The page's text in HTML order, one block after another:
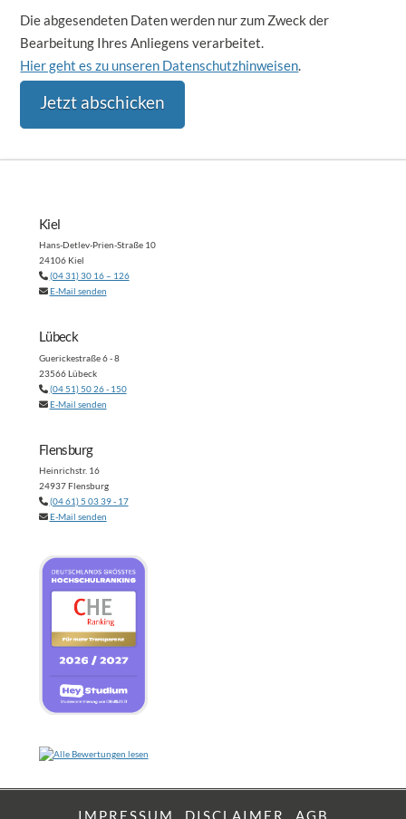
Bitte
lasse
dieses
Feld
leer.
Die abgesendeten Daten werden nur zum Zweck der
Bearbeitung Ihres Anliegens verarbeitet.
Hier geht es zu unseren Datenschutzhinweisen
Kiel
Hans-Detlev-Prien-Straße 10
24106 Kiel
(04 31) 30 16 – 126
E-Mail senden
Lübeck
Guerickestraße 6 - 8
23566 Lübeck
(04 51) 50 26 - 150
E-Mail senden
Flensburg
Heinrichstr. 16
24937 Flensburg
(04 61) 5 03 39 - 17
E-Mail senden
IMPRESSUM DISCLAIMER AGB